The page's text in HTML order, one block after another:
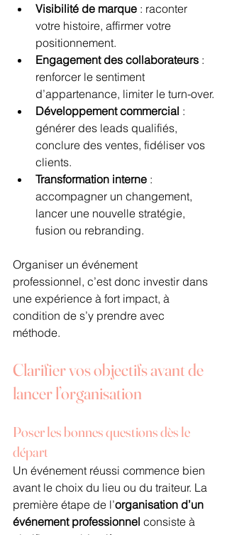
Visibilité de marque : raconter
votre histoire, affirmer votre
positionnement.
Engagement des collaborateurs :
renforcer le sentiment
d’appartenance, limiter le turn-over.
Développement commercial :
générer des leads qualifiés,
conclure des ventes, fidéliser vos
clients.
Transformation interne :
accompagner un changement,
lancer une nouvelle stratégie,
fusion ou rebranding.
Organiser un événement
professionnel, c’est donc investir dans
une expérience à fort impact, à
condition de s’y prendre avec
méthode.
Clarifier vos objectifs avant de
lancer l’organisation
Poser les bonnes questions dès le
départ
Un événement réussi commence bien
avant le choix du lieu ou du traiteur. La
première étape de l’organisation d’un
événement professionnel consiste à